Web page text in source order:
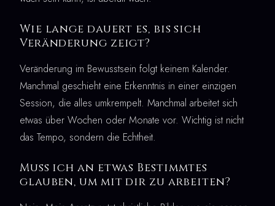
Wie lange dauert es, bis sich
Veränderung zeigt?
Veränderung im Bewusstsein folgt keinem Kalender.
Manchmal geschieht eine Erkenntnis in einer einzigen
Session, die alles umkrempelt. Manchmal arbeitet sich
etwas über Wochen oder Monate vor. Wichtig ist nicht
das Tempo, sondern die Echtheit.
Muss ich an etwas Bestimmtes
glauben, um mit dir zu arbeiten?